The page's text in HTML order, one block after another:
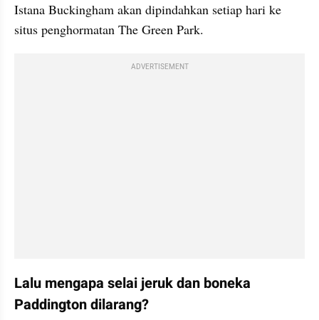
Istana Buckingham akan dipindahkan setiap hari ke
situs penghormatan The Green Park.
ADVERTISEMENT
Lalu mengapa selai jeruk dan boneka
Paddington dilarang?